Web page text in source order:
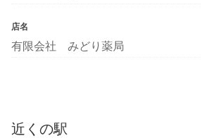
店名
有限会社 みどり薬局
近くの駅